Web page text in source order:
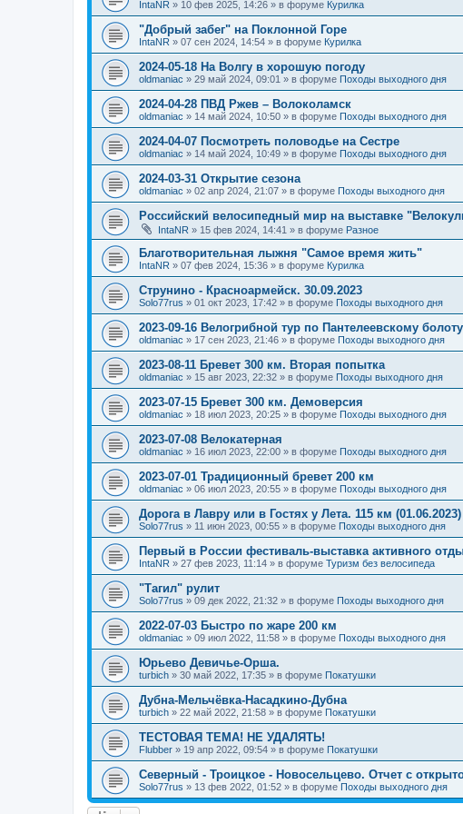
IntaNR » 10 фев 2025, 14:26 » в форуме Курилка
"Добрый забег" на Поклонной Горе
IntaNR » 07 сен 2024, 14:54 » в форуме Курилка
2024-05-18 На Волгу в хорошую погоду
oldmaniac » 29 май 2024, 09:01 » в форуме Походы выходного дня
2024-04-28 ПВД Ржев – Волоколамск
oldmaniac » 14 май 2024, 10:50 » в форуме Походы выходного дня
2024-04-07 Посмотреть половодье на Сестре
oldmaniac » 14 май 2024, 10:49 » в форуме Походы выходного дня
2024-03-31 Открытие сезона
oldmaniac » 02 апр 2024, 21:07 » в форуме Походы выходного дня
Российский велосипедный мир на выставке
IntaNR » 15 фев 2024, 14:41 » в форуме Разное
Благотворительная лыжня "Самое время жить"
IntaNR » 07 фев 2024, 15:36 » в форуме Курилка
Струнино - Красноармейск. 30.09.2023
Solo77rus » 01 окт 2023, 17:42 » в форуме Походы выходного дня
2023-09-16 Велогрибной тур по Пантелеевскому болоту
oldmaniac » 17 сен 2023, 21:46 » в форуме Походы выходного дня
2023-08-11 Бревет 300 км. Вторая попытка
oldmaniac » 15 авг 2023, 22:32 » в форуме Походы выходного дня
2023-07-15 Бревет 300 км. Демоверсия
oldmaniac » 18 июл 2023, 20:25 » в форуме Походы выходного дня
2023-07-08 Велокатерная
oldmaniac » 16 июл 2023, 22:00 » в форуме Походы выходного дня
2023-07-01 Традиционный бревет 200 км
oldmaniac » 06 июл 2023, 20:55 » в форуме Походы выходного дня
Дорога в Лавру или в Гостях у Лета. 115 км (01.06.2023)
Solo77rus » 11 июн 2023, 00:55 » в форуме Походы выходного дня
Первый в России фестиваль-выставка активного
IntaNR » 27 фев 2023, 11:14 » в форуме Туризм без велосипеда
"Тагил" рулит
Solo77rus » 09 дек 2022, 21:32 » в форуме Походы выходного дня
2022-07-03 Быстро по жаре 200 км
oldmaniac » 09 июл 2022, 11:58 » в форуме Походы выходного дня
Юрьево Девичье-Орша.
turbich » 30 май 2022, 17:35 » в форуме Покатушки
Дубна-Мельчёвка-Насадкино-Дубна
turbich » 22 май 2022, 21:58 » в форуме Покатушки
ТЕСТОВАЯ ТЕМА! НЕ УДАЛЯТЬ!
Flubber » 19 апр 2022, 09:54 » в форуме Покатушки
Северный - Троицкое - Новосельцево. Отчет с
Solo77rus » 13 фев 2022, 01:52 » в форуме Походы выходного дня